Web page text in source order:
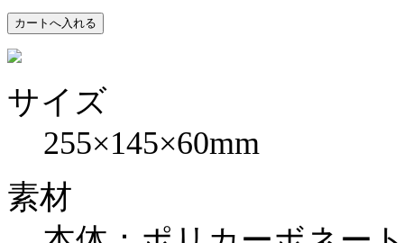
サイズ
255×145×60mm
素材